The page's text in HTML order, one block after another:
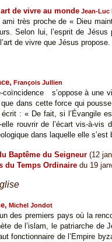
de vivre au monde Jean-Luc
très proche de « Dieu
Selon lui, l’esprit de
de vivre que Jésus propose.
François Jullien
coïncidence s’oppose à une
que dans cette force qui
: « De fait, si l’Évangile
rouvrir de l’écart vis-à-vis
dans laquelle elle
Baptême du Seigneur (12
du Temps Ordinaire du 19
Michel Jondot
des premiers pays où la
de l’islam, le patriarche de
fonctionnaire de l’Empire